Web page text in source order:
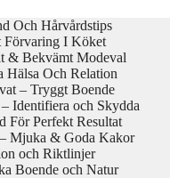
Och Hårvårdstips
Förvaring I Köket
& Bekvämt Modeval
Hälsa Och Relation
– Tryggt Boende
Identifiera och Skydda
För Perfekt Resultat
Mjuka & Goda Kakor
och Riktlinjer
Boende och Natur